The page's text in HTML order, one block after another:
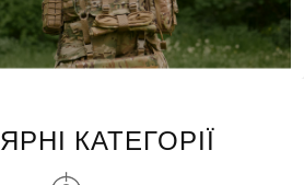
КАТЕГОРІЇ